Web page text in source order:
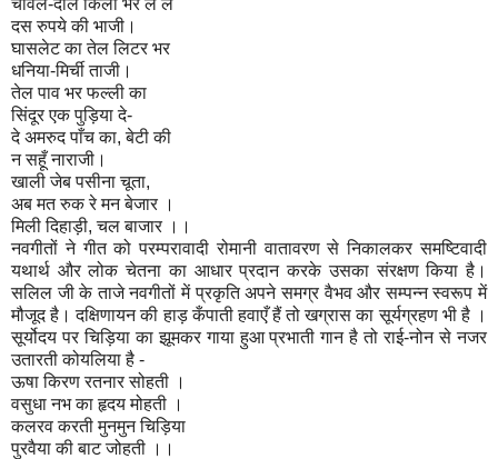
दस रुपये की भाजी।
घासलेट का तेल लिटर भर
धनिया-मिर्ची ताजी।
तेल पाव भर फल्ली का
सिंदूर एक पुड़िया दे-
दे अमरुद पाँच का, बेटी की
न सहूँ नाराजी।
खाली जेब पसीना चूता,
अब मत रुक रे मन बेजार ।
मिली दिहाड़ी, चल बाजार ।।
नवगीतों ने गीत को परम्परावादी रोमानी वातावरण से निकालकर समष्टिवादी
यथार्थ और लोक चेतना का आधार प्रदान करके उसका संरक्षण किया है।
सलिल जी के ताजे नवगीतों में प्रकृति अपने समग्र वैभव और सम्पन्न स्वरूप में
मौजूद है। दक्षिणायन की हाड़ कँपाती हवाएँ हैं तो खग्रास का सूर्यग्रहण भी है ।
सूर्योदय पर चिड़िया का झूमकर गाया हुआ प्रभाती गान है तो राई-नोन से नजर
उतारती कोयलिया है -
ऊषा किरण रतनार सोहती ।
वसुधा नभ का हृदय मोहती ।
कलरव करती मुनमुन चिड़िया
पुरवैया की बाट जोहती ।।